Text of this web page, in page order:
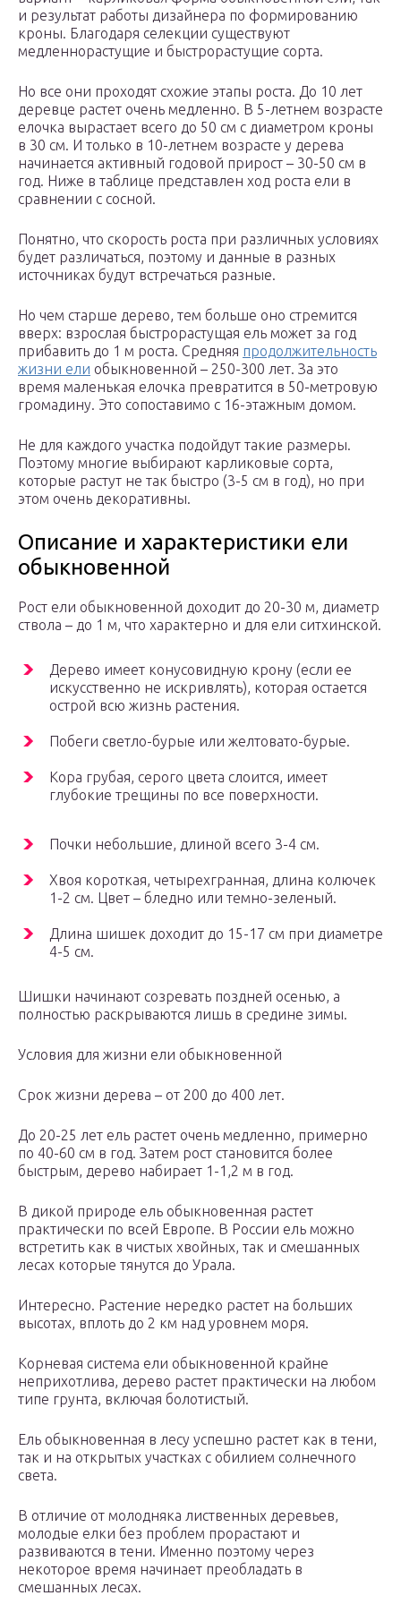
и результат работы дизайнера по формированию
кроны. Благодаря селекции существуют
медленнорастущие и быстрорастущие сорта.
Но все они проходят схожие этапы роста. До 10 лет
деревце растет очень медленно. В 5-летнем возрасте
елочка вырастает всего до 50 см с диаметром кроны
в 30 см. И только в 10-летнем возрасте у дерева
начинается активный годовой прирост – 30-50 см в
год. Ниже в таблице представлен ход роста ели в
сравнении с сосной.
Понятно, что скорость роста при различных условиях
будет различаться, поэтому и данные в разных
источниках будут встречаться разные.
Но чем старше дерево, тем больше оно стремится
вверх: взрослая быстрорастущая ель может за год
прибавить до 1 м роста. Средняя продолжительность
жизни ели обыкновенной – 250-300 лет. За это
время маленькая елочка превратится в 50-метровую
громадину. Это сопоставимо с 16-этажным домом.
Не для каждого участка подойдут такие размеры.
Поэтому многие выбирают карликовые сорта,
которые растут не так быстро (3-5 см в год), но при
этом очень декоративны.
Описание и характеристики ели
обыкновенной
Рост ели обыкновенной доходит до 20-30 м, диаметр
ствола – до 1 м, что характерно и для ели ситхинской.
Дерево имеет конусовидную крону (если ее
искусственно не искривлять), которая остается
острой всю жизнь растения.
Побеги светло-бурые или желтовато-бурые.
Кора грубая, серого цвета слоится, имеет
глубокие трещины по все поверхности.
Почки небольшие, длиной всего 3-4 см.
Хвоя короткая, четырехгранная, длина колючек
1-2 см. Цвет – бледно или темно-зеленый.
Длина шишек доходит до 15-17 см при диаметре
4-5 см.
Шишки начинают созревать поздней осенью, а
полностью раскрываются лишь в средине зимы.
Условия для жизни ели обыкновенной
Срок жизни дерева – от 200 до 400 лет.
До 20-25 лет ель растет очень медленно, примерно
по 40-60 см в год. Затем рост становится более
быстрым, дерево набирает 1-1,2 м в год.
В дикой природе ель обыкновенная растет
практически по всей Европе. В России ель можно
встретить как в чистых хвойных, так и смешанных
лесах которые тянутся до Урала.
Интересно. Растение нередко растет на больших
высотах, вплоть до 2 км над уровнем моря.
Корневая система ели обыкновенной крайне
неприхотлива, дерево растет практически на любом
типе грунта, включая болотистый.
Ель обыкновенная в лесу успешно растет как в тени,
так и на открытых участках с обилием солнечного
света.
В отличие от молодняка лиственных деревьев,
молодые елки без проблем прорастают и
развиваются в тени. Именно поэтому через
некоторое время начинает преобладать в
смешанных лесах.